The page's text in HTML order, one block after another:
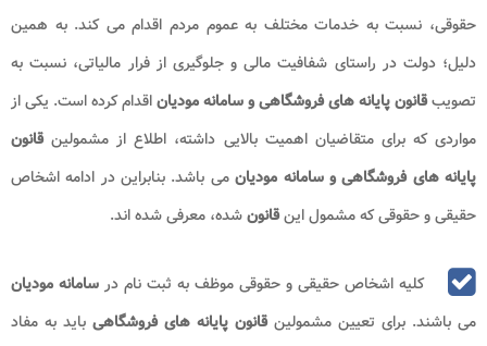
حقوقی، نسبت به خدمات مختلف به عموم مردم اقدام می کند. به همین
دلیل؛ دولت در راستای شفافیت مالی و جلوگیری از فرار مالیاتی، نسبت به
تصویبقانون پایانه های فروشگاهی و سامانه مودیاناقدام کرده است. یکی از
مواردی که برای متقاضیان اهمیت بالایی داشته، اطلاع از مشمولینقانون
پایانه های فروشگاهی و سامانه مودیانمی باشد. بنابراین در ادامه اشخاص
حقیقی و حقوقی که مشمول اینقانونشده، معرفی شده اند.
کلیه اشخاص حقیقی و حقوقی موظف به ثبت نام در سامانه مودیان
می باشند. برای تعیین مشمولین قانون پایانه های فروشگاهی باید به مفاد